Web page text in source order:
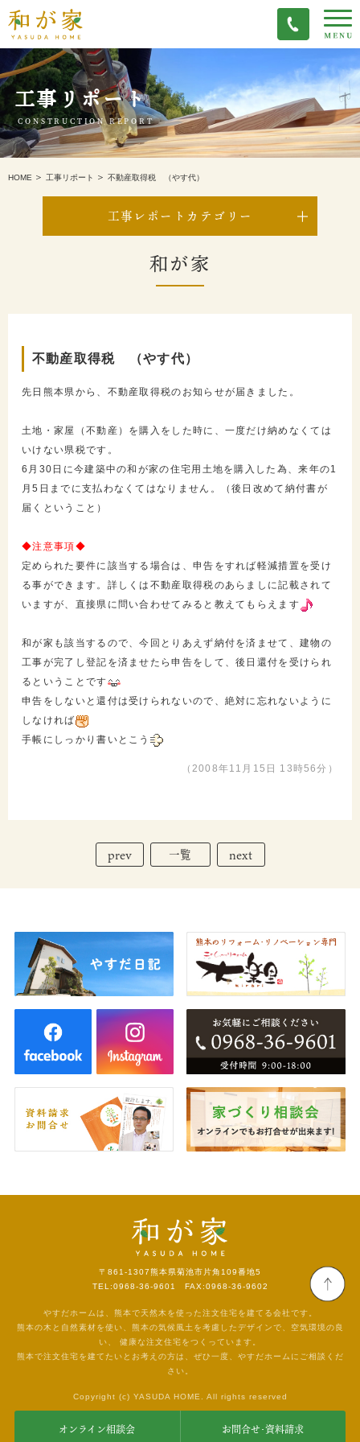
工事リポート
CONSTRUCTION REPORT
HOME 工事リポート 不動産取得税 （やす代）
工事レポートカテゴリー
和が家
不動産取得税 （やす代）
先日熊本県から、不動産取得税のお知らせが届きました。
土地・家屋（不動産）を購入をした時に、一度だけ納めなくては
いけない県税です。
6月30日に今建築中の和が家の住宅用土地を購入した為、来年の1
月5日までに支払わなくてはなりません。（後日改めて納付書が
届くということ）
◆注意事項◆
定められた要件に該当する場合は、申告をすれば軽減措置を受け
る事ができます。詳しくは不動産取得税のあらましに記載されて
いますが、直接県に問い合わせてみると教えてもらえます
和が家も該当するので、今回とりあえず納付を済ませて、建物の
工事が完了し登記を済ませたら申告をして、後日還付を受けられ
るということです
申告をしないと還付は受けられないので、絶対に忘れないように
しなければ
手帳にしっかり書いとこう
（2008年11月15日 13時56分）
prev 一覧 next
〒861-1307熊本県菊池市片角109番地5
TEL:0968-36-9601 FAX:0968-36-9602
やすだホームは、熊本で天然木を使った注文住宅を建てる会社です。
熊本の木と自然素材を使い、熊本の気候風土を考慮したデザインで、空気環境の良
い、
健康な注文住宅をつくっています。
熊本で注文住宅を建てたいとお考えの方は、ぜひ一度、やすだホームにご相談くだ
さい。
Copyright (c) YASUDA HOME. All rights reserved
オンライン相談会 お問合せ･資料請求